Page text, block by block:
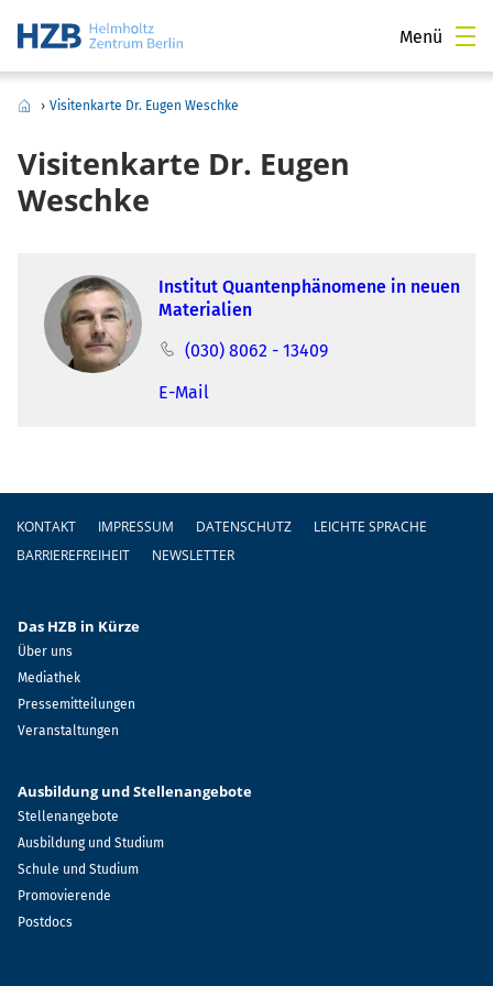
Menü
› Visitenkarte Dr. Eugen Weschke
Visitenkarte Dr. Eugen
Weschke
Institut Quantenphänomene in neuen
Materialien
(030) 8062 - 13409
E-Mail
Fußzeile
KONTAKT IMPRESSUM DATENSCHUTZ
LEICHTE SPRACHE
BARRIEREFREIHEIT
NEWSLETTER
Das HZB in Kürze
Über uns
Mediathek
Pressemitteilungen
Veranstaltungen
Ausbildung und Stellenangebote
Stellenangebote
Ausbildung und Studium
Schule und Studium
Promovierende
Postdocs